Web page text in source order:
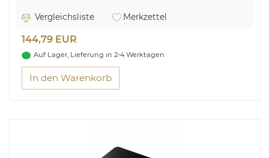
Für Windows® vorformatiert
Hohe Kapazität in kompaktem Design
Mobiler Plug-and-Play-Speicher
Vergleichsliste Merkzettel
144,79 EUR
Auf Lager, Lieferung in 2-4 Werktagen
In den Warenkorb